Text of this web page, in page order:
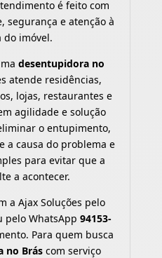
é feito com
segurança e atenção à
imóvel.
desentupidora no
atende residências,
lojas, restaurantes e
agilidade e solução
o entupimento,
a causa do problema e
para evitar que a
a acontecer.
a Ajax Soluções pelo
pelo WhatsApp 94153-
Para quem busca
no Bráscom serviço